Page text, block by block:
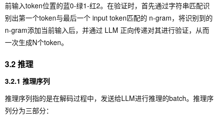
前输入token位置的蓝0-绿1-红2。在验证时，首先通过字符串匹配识
别出第一个token与最后一个 input token匹配的 n-gram，将识别到的
n-gram添加当前输入后，并通过 LLM 正向传递对其进行验证，从而
一次生成N个token。
3.2 推理
3.2.1 推理序列
推理序列指的是在解码过程中，发送给LLM进行推理的batch。推理序
列分为三部分：